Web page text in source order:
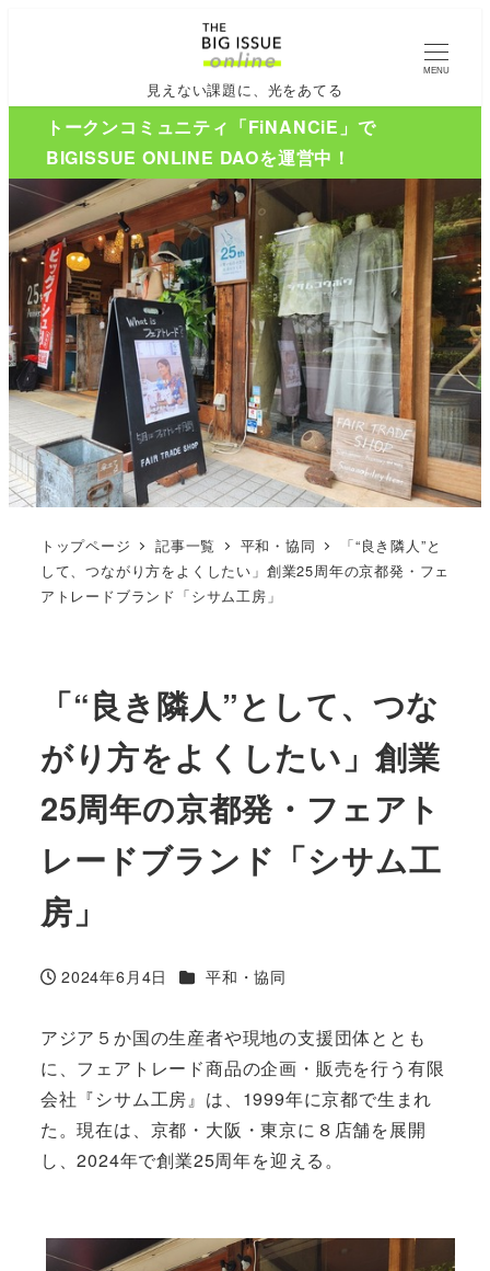
見えない課題に、光をあてる
MENU
トークンコミュニティ「FiNANCiE」で
BIGISSUE ONLINE DAOを運営中！
トップページ 記事一覧 平和・協同
「“良き隣人”と
して、つながり方をよくしたい」創業25周年の京都発・フェ
アトレードブランド「シサム工房」
「“良き隣人”として、つな
がり方をよくしたい」創業
25周年の京都発・フェアト
レードブランド「シサム工
房」
投稿日
2024年6月4日 カテゴリー
平和・協同
アジア５か国の生産者や現地の支援団体ととも
に、フェアトレード商品の企画・販売を行う有限
会社『シサム工房』は、1999年に京都で生まれ
た。現在は、京都・大阪・東京に８店舗を展開
し、2024年で創業25周年を迎える。